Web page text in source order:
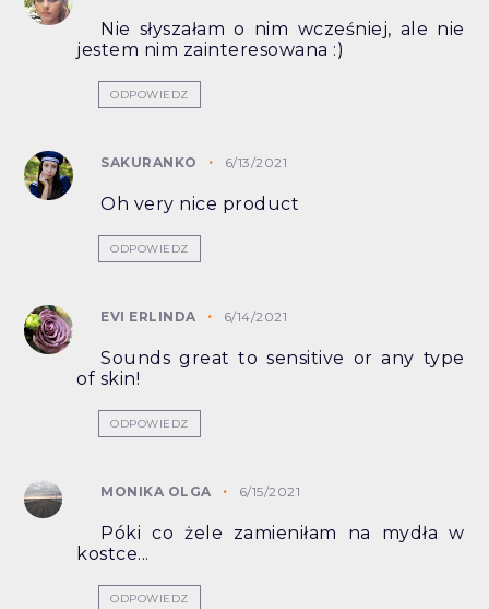
Nie słyszałam o nim wcześniej, ale nie
jestem nim zainteresowana :)
ODPOWIEDZ
SAKURANKO 6/13/2021
Oh very nice product
ODPOWIEDZ
EVI ERLINDA 6/14/2021
Sounds great to sensitive or any type
of skin!
ODPOWIEDZ
MONIKA OLGA 6/15/2021
Póki co żele zamieniłam na mydła w
kostce...
ODPOWIEDZ